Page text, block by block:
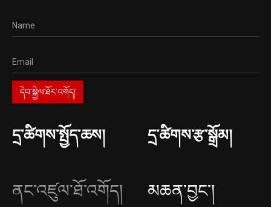
དྲ་ཚིགས་སྤྱོད་ཆས།
ནང་འཛུལ་ཐོ་འགོད།
དྲ་ཚིགས་རྩ་སྒྲོམ།
མཆན་བྱང༌།